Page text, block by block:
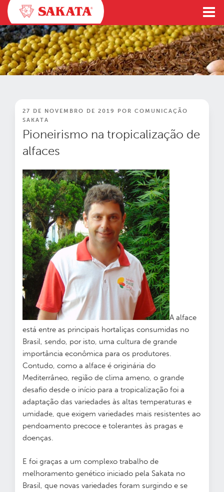
Pular
para
o
conteúdo
PUBLICADO
EM
27 DE NOVEMBRO DE 2019 POR COMUNICAÇÃO
SAKATA
Pioneirismo na tropicalização de
alfaces
A alface
está entre as principais hortaliças consumidas no
Brasil, sendo, por isto, uma cultura de grande
importância econômica para os produtores.
Contudo, como a alface é originária do
Mediterrâneo, região de clima ameno, o grande
desafio desde o início para a tropicalização foi a
adaptação das variedades às altas temperaturas e
umidade, que exigem variedades mais resistentes ao
pendoamento precoce e tolerantes às pragas e
doenças.
E foi graças a um complexo trabalho de
melhoramento genético iniciado pela Sakata no
Brasil, que novas variedades foram surgindo e se